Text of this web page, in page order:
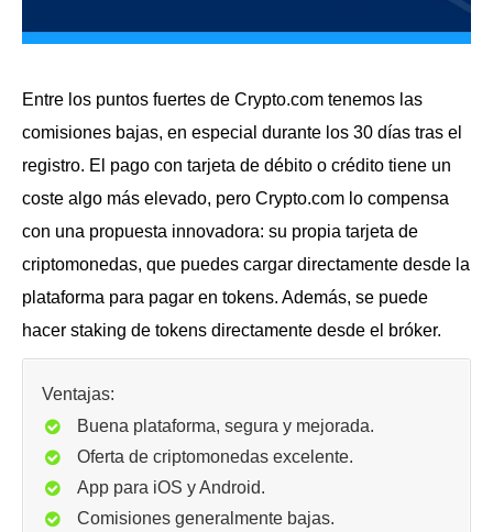
Entre los puntos fuertes de Crypto.com tenemos las
comisiones bajas, en especial durante los 30 días tras el
registro. El pago con tarjeta de débito o crédito tiene un
coste algo más elevado, pero Crypto.com lo compensa
con una propuesta innovadora: su propia tarjeta de
criptomonedas, que puedes cargar directamente desde la
plataforma para pagar en tokens. Además, se puede
hacer staking de tokens directamente desde el bróker.
Ventajas:
Buena plataforma, segura y mejorada.
Oferta de criptomonedas excelente.
App para iOS y Android.
Comisiones generalmente bajas.